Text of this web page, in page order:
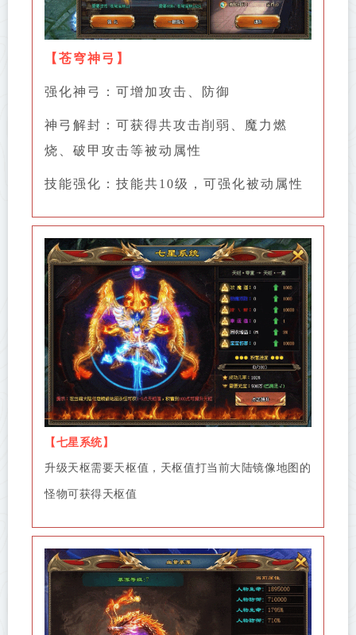
【 苍穹神弓 】
强化神弓：可增加攻击、防御
神弓解封：可获得共攻击削弱、魔力燃
烧、破甲攻击等被动属性
技能强化：技能共10级，可强化被动属性
【 七星系统】
升级天枢需要天枢值，天枢值打当前大陆镜像地图的
怪物可获得天枢值